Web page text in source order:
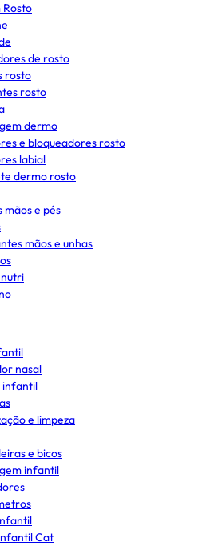
Rosto
de rosto
rosto
rosto
dermo
e bloqueadores rosto
labial
dermo rosto
mãos e pés
mãos e unhas
nasal
infantil
e limpeza
e bicos
infantil
Cat